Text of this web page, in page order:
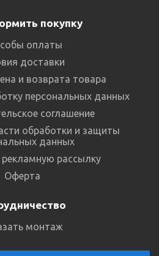
покупку
оплаты
доставки
и возврата товара
персональных данных
соглашение
обработки и защиты
данных
рекламную рассылку
Оферта
монтаж